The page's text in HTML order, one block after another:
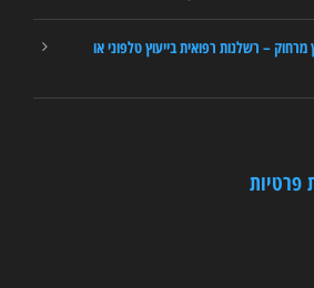
מרחוק – רשלנות רפואית בייעוץ טלפוני או
פרטיות